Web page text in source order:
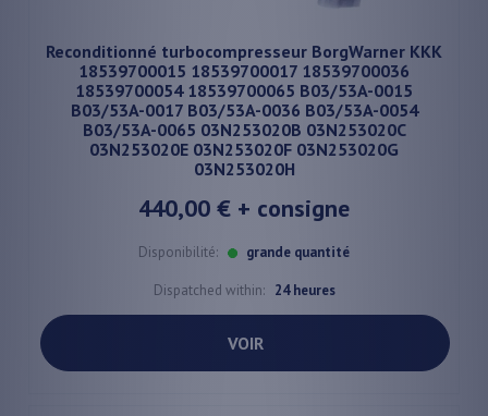
Reconditionné turbocompresseur BorgWarner KKK
18539700015 18539700017 18539700036
18539700054 18539700065 B03/53A-0015
B03/53A-0017 B03/53A-0036 B03/53A-0054
B03/53A-0065 03N253020B 03N253020C
03N253020E 03N253020F 03N253020G
03N253020H
440,00 € + consigne
Disponibilité: grande quantité
Dispatched within: 24 heures
VOIR